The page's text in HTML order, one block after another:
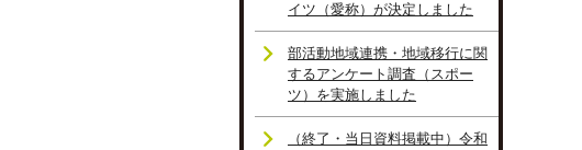
イツ（愛称）が決定しました
部活動地域連携・地域移行に関
するアンケート調査（スポー
ツ）を実施しました
（終了・当日資料掲載中）令和